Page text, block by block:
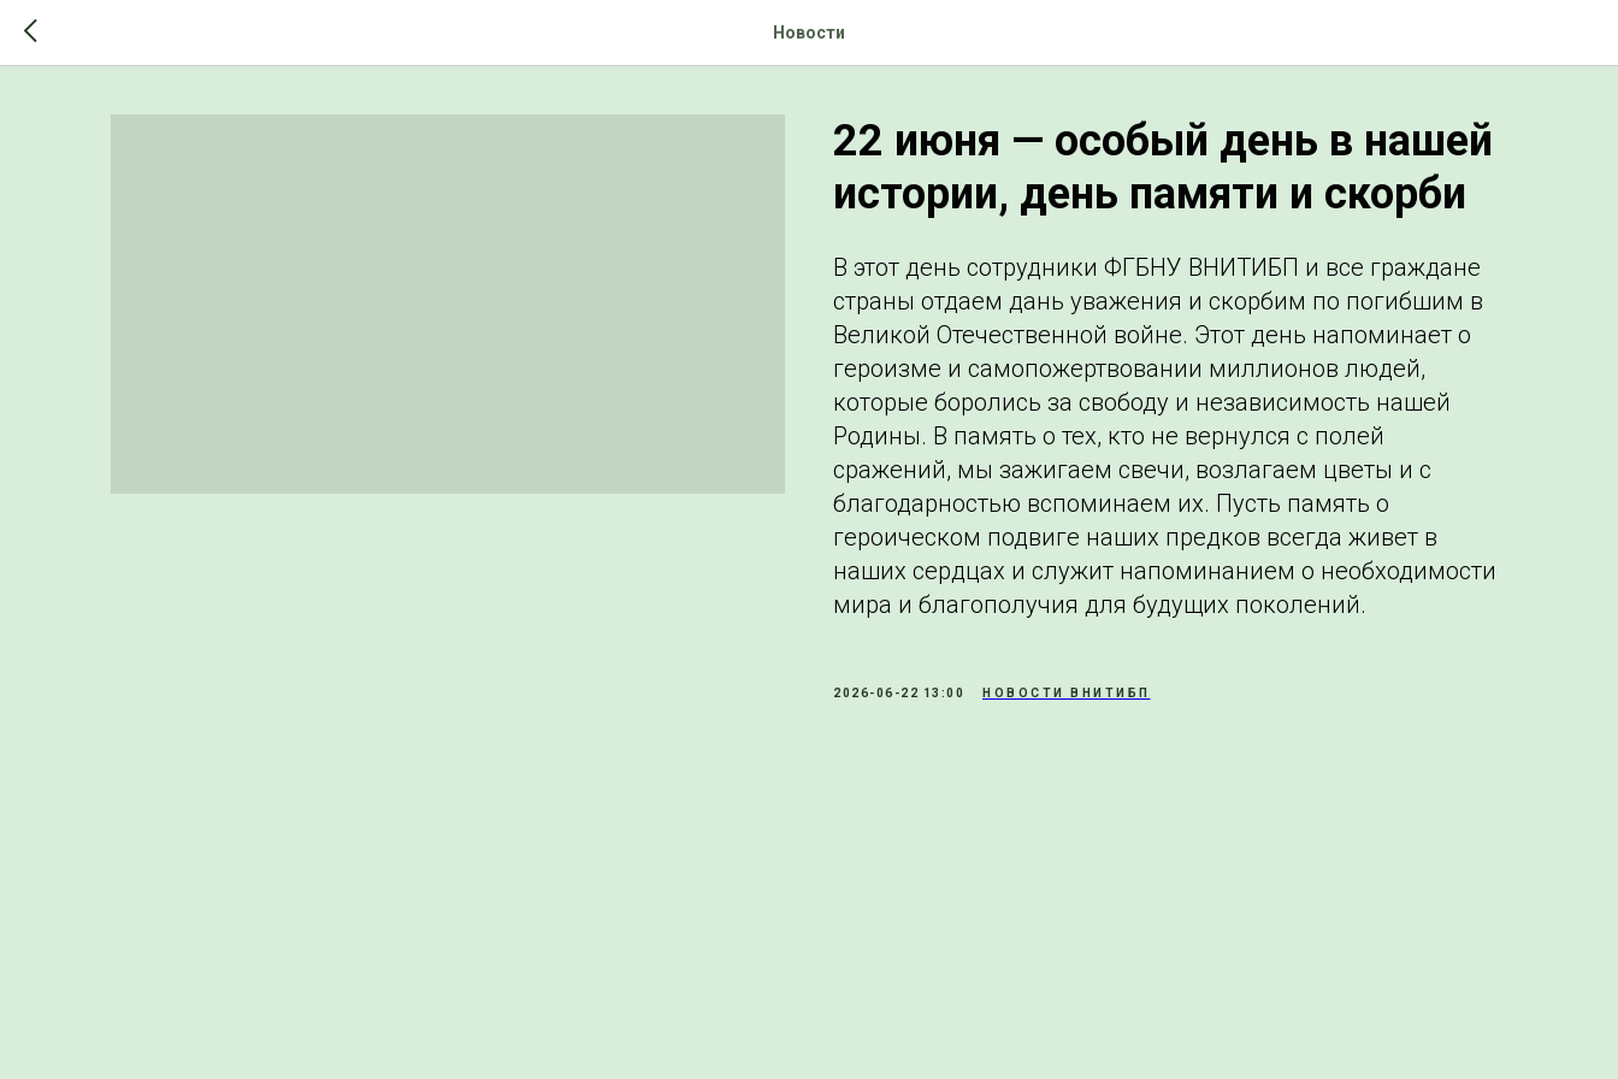
Новости
22 июня — особый день в нашей
истории, день памяти и скорби
В этот день сотрудники ФГБНУ ВНИТИБП и все граждане
страны отдаем дань уважения и скорбим по погибшим в
Великой Отечественной войне. Этот день напоминает о
героизме и самопожертвовании миллионов людей,
которые боролись за свободу и независимость нашей
Родины. В память о тех, кто не вернулся с полей
сражений, мы зажигаем свечи, возлагаем цветы и с
благодарностью вспоминаем их. Пусть память о
героическом подвиге наших предков всегда живет в
наших сердцах и служит напоминанием о необходимости
мира и благополучия для будущих поколений.
2026-06-22 13:00 НОВОСТИ ВНИТИБП